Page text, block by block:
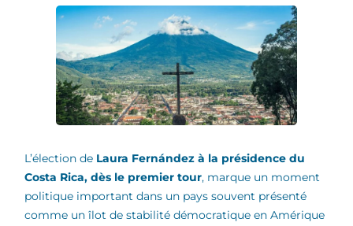
L’élection de Laura Fernández à la présidence du
Costa Rica, dès le premier tour, marque un moment
politique important dans un pays souvent présenté
comme un îlot de stabilité démocratique en Amérique